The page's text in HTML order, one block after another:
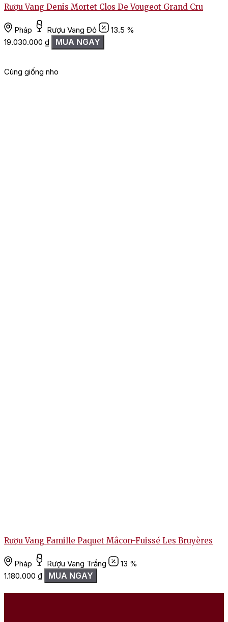
Rượu Vang Denis Mortet Clos De Vougeot Grand Cru
Pháp Rượu Vang Đỏ
13.5 %
19.030.000 ₫ MUA NGAY
Cùng giống nho
Rượu Vang Famille Paquet Mâcon-Fuissé Les Bruyères
Pháp Rượu Vang Trắng
13 %
1.180.000 ₫ MUA NGAY